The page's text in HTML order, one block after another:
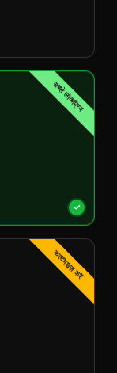
सबसे लोकप्रिय
कस्टमाइज़ करें